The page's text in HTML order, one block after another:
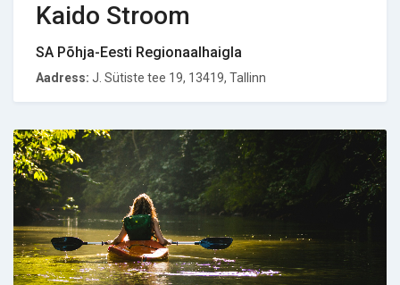
Kaido Stroom
SA Põhja-Eesti Regionaalhaigla
Aadress: J. Sütiste tee 19, 13419, Tallinn